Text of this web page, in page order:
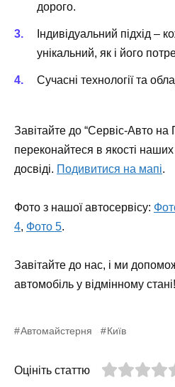
дорого.
Індивідуальний підхід –
унікальний, як і його
Сучасні технології та
Завітайте до “Сервіс-Авто на
переконайтеся в якості
досвіді. Подивитися на мапі.
Фото з нашої автосервісу:
4, Фото 5.
Завітайте до нас, і ми
автомобіль у відмінному стані!
Автомайстерня Київ
Оцініть статтю